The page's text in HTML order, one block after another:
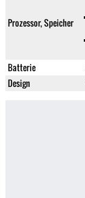
Prozessor, Speicher
Batterie
Design